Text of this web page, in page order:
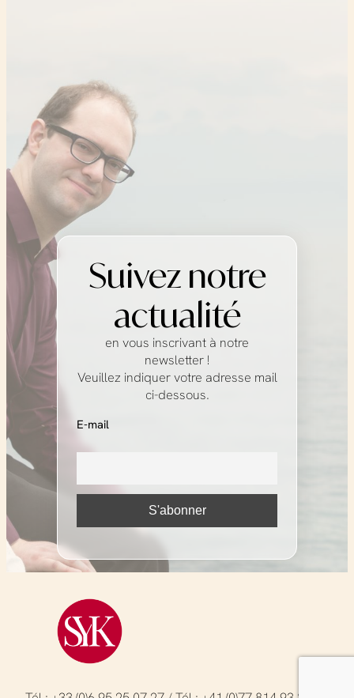
Suivez notre
actualité
en vous inscrivant à notre
newsletter !
Veuillez indiquer votre adresse mail
ci-dessous.
E-mail